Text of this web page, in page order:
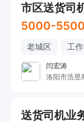
市区送货司
5000-5500
老城区 工
闫宏涛
洛阳市浩昱
送货司机业